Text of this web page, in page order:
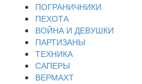
ПОГРАНИЧНИКИ
ПЕХОТА
ВОЙНА И ДЕВУШКИ
ПАРТИЗАНЫ
ТЕХНИКА
САПЕРЫ
ВЕРМАХТ